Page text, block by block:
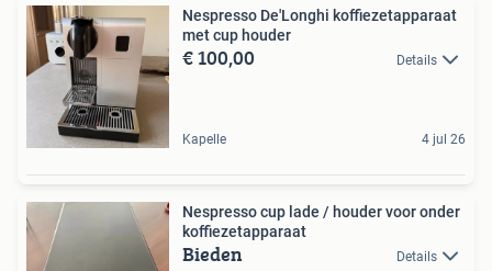
Nespresso De'Longhi koffiezetapparaat
met cup houder
€ 100,00 Details
Kapelle 4 jul 26
Nespresso cup lade / houder voor onder
koffiezetapparaat
Bieden Details